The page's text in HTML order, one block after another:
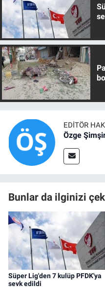
EDITÖR
Özge
Bunlar da ilginizi
Süper Lig'den 7 kulüp PFDK'ya
sevk edildi